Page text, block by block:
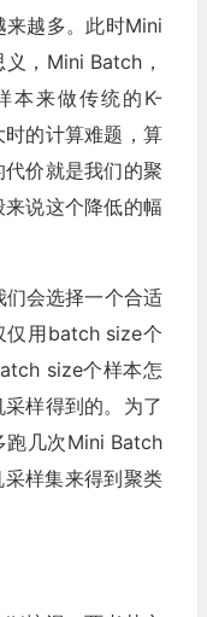
来越多。此时Mini
，Mini Batch，
本来做传统的K-
的计算难题，算
价就是我们的聚
说这个降低的幅
会选择一个合适
仅用batch size个
size个样本怎
样得到的。为了
跑几次Mini Batch
样集来得到聚类